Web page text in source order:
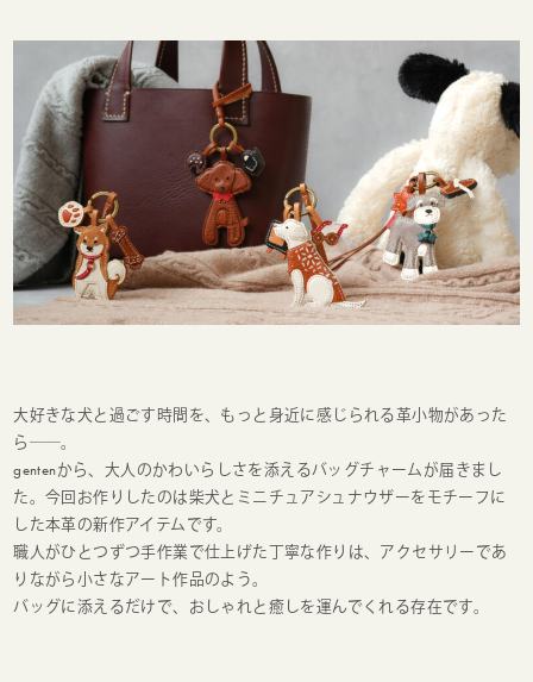
大好きな犬と過ごす時間を、もっと身近に感じられる革小物があった
ら――。
gentenから、大人のかわいらしさを添えるバッグチャームが届きまし
た。今回お作りしたのは柴犬とミニチュアシュナウザーをモチーフに
した本革の新作アイテムです。
職人がひとつずつ手作業で仕上げた丁寧な作りは、アクセサリーであ
りながら小さなアート作品のよう。
バッグに添えるだけで、おしゃれと癒しを運んでくれる存在です。